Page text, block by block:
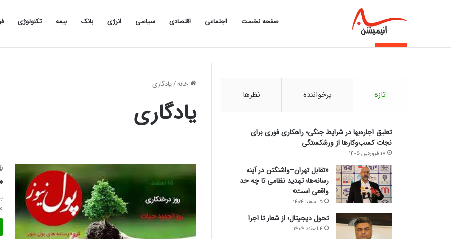
صفحه نخست اجتماعی اقتصادی سیاسی انرژی بانک بیمه تکنولوژی
خبر فوری
از تورم تا اقساط؛ چرا بازار وام داغ شد؟
خانه/یادگاری
یادگاری
تازه پرخواننده نظرها
تعلیق اجاره‌بها در شرایط جنگی؛ راهکاری فوری برای
نجات کسب‌وکارها از ورشکستگی
18 فروردین 1405
«تقابل تهران–واشنگتن در آینه
رسانه‌ها؛ تهدید نظامی تا چه حد
واقعی است»
5 اسفند 1404
تحول دیجیتال؛ از شعار تا اجرا
4 اسفند 1404